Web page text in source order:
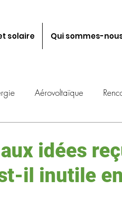
solaire Qui sommes-
Aérovoltaïque
idées
il inutile